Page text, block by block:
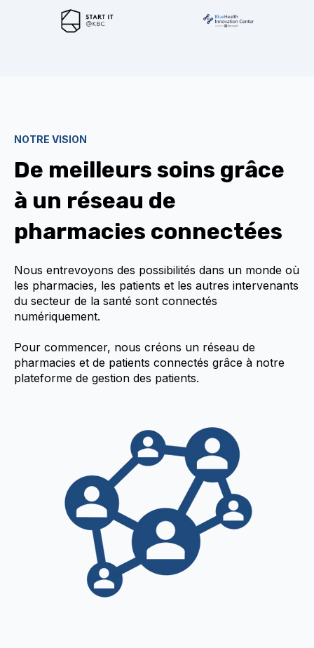
NOTRE VISION
De meilleurs soins grâce
à un réseau de
pharmacies connectées
Nous entrevoyons des possibilités dans un monde où
les pharmacies, les patients et les autres intervenants
du secteur de la santé sont connectés
numériquement.
Pour commencer, nous créons un réseau de
pharmacies et de patients connectés grâce à notre
plateforme de gestion des patients.